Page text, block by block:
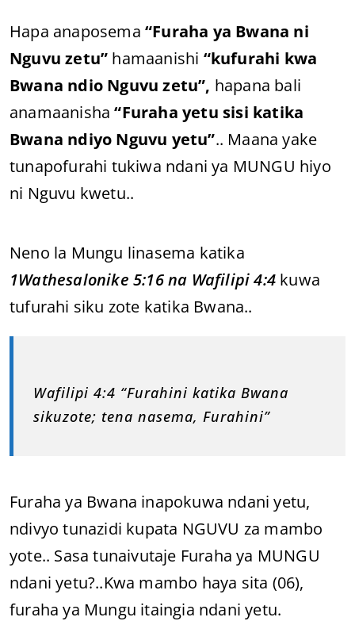
Hapa anaposema “Furaha ya Bwana ni
Nguvu zetu” hamaanishi “kufurahi kwa
Bwana ndio Nguvu zetu”, hapana bali
anamaanisha“Furaha yetu sisi katika
Bwana ndiyo Nguvu yetu”.. Maana yake
tunapofurahi tukiwa ndani ya MUNGU hiyo
ni Nguvu kwetu..
Neno la Mungu linasema katika
1Wathesalonike 5:16 na Wafilipi 4:4 kuwa
tufurahi siku zote katika Bwana..
Wafilipi 4:4 “Furahini katika Bwana
sikuzote; tena nasema, Furahini”
Furaha ya Bwana inapokuwa ndani yetu,
ndivyo tunazidi kupata NGUVU za mambo
yote.. Sasa tunaivutaje Furaha ya MUNGU
ndani yetu?..Kwa mambo haya sita (06),
furaha ya Mungu itaingia ndani yetu.